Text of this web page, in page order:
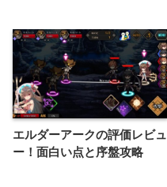
エルダーアークの評価レビュ
ー！面白い点と序盤攻略